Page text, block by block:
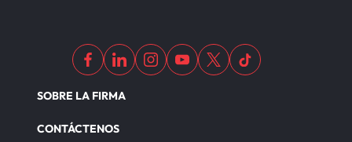
SOBRE LA FIRMA
CONTÁCTENOS